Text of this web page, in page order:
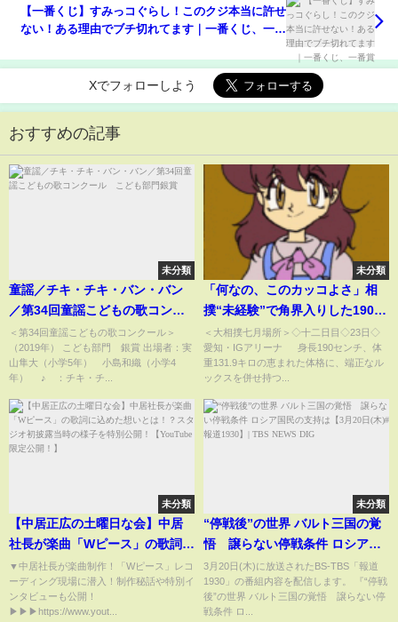
【一番くじ】すみっコぐらし！このクジ本当に許せ
ない！ある理由でブチ切れてます｜一番くじ、一番
Xでフォローしよう
おすすめの記事
未分類
童謡／チキ・チキ・バン・バン
／第34回童謡こどもの歌コンク
ール こども部門銀賞
＜第34回童謡こどもの歌コンクール＞
（2019年） こども部門 銀賞 出場者：実
山隼大（小学5年） 小島和織（小学4
年） ♪ ：チキ・チ...
未分類
「何なの、このカッコよさ」相
撲“未経験”で角界入りした190セ
ンチのイケメン力士 驚異のスタ
イルが話題(ABEMA TIMES)
＜大相撲七月場所＞◇十二日目◇23日◇
愛知・IGアリーナ 身長190センチ、体
重131.9キロの恵まれた体格に、端正なル
ックスを併せ持つ...
未分類
【中居正広の土曜日な会】中居
社長が楽曲「Wピース」の歌詞に
込めた想いとは！？スタジオ初
披露当時の様子を特別公開！
【YouTube限定公開！】
▼中居社長が楽曲制作！「Wピース」レコ
ーディング現場に潜入！制作秘話や特別イ
ンタビューも公開！
▶︎▶︎▶︎https://www.yout...
未分類
“停戦後”の世界 バルト三国の覚
悟 譲らない停戦条件 ロシア国
民の支持は【3月20日(木)#報道
1930】| TBS NEWS DIG
3月20日(木)に放送されたBS-TBS「報道
1930」の番組内容を配信します。 『“停戦
後”の世界 バルト三国の覚悟 譲らない停
戦条件 ロ...